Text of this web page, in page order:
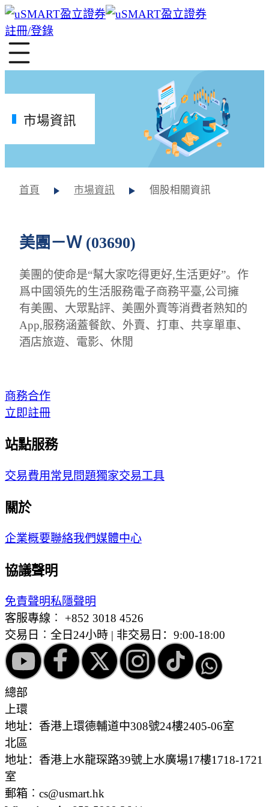
註冊/登錄
市場資訊
首頁 市場資訊 個股相關資訊
美團－Ｗ (03690)
美團的使命是“幫大家吃得更好,生活更好”。作
爲中國領先的生活服務電子商務平臺,公司擁
有美團、大眾點評、美團外賣等消費者熟知的
App,服務涵蓋餐飲、外賣、打車、共享單車、
酒店旅遊、電影、休閒
商務合作
立即註冊
站點服務
交易費用常見問題獨家交易工具
關於
企業概要聯絡我們媒體中心
協議聲明
免責聲明私隱聲明
客服專線︰ +852 3018 4526
交易日︰全日24小時 | 非交易日：9:00-18:00
總部
上環
地址：香港上環德輔道中308號24樓2405-06室
北區
地址：香港上水龍琛路39號上水廣場17樓1718-1721
室
郵箱︰cs@usmart.hk